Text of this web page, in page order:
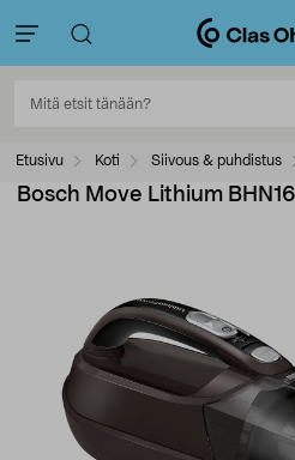
Etusivu Koti Siivous & puhdistus
Bosch Move Lithium